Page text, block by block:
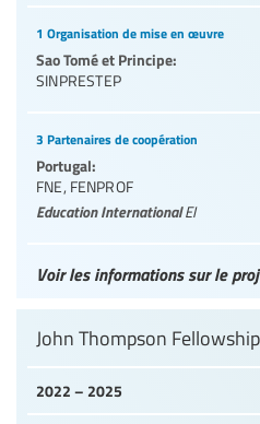
1 Organisation de mise en œuvre
Sao Tomé et Principe:
SINPRESTEP
3 Partenaires de coopération
Portugal:
FNE, FENPROF
Education InternationalEI
Voir les informations sur le
2022 – 2025
John Thompson